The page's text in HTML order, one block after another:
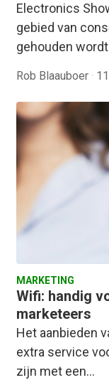
Electronics
gebied van
gehouden
Rob Blaauboer ·
MARKETING
Wifi: handig
marketeers
Het aanbieden
extra service
zijn met een…